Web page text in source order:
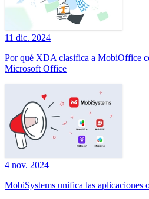
11 dic. 2024
Por qué XDA clasifica a MobiOffice
Microsoft Office
4 nov. 2024
MobiSystems unifica las aplicaciones